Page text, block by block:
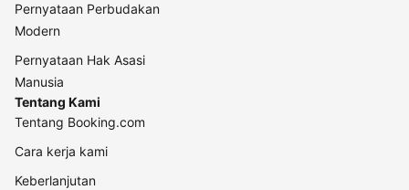
Pernyataan Perbudakan
Modern
Pernyataan Hak Asasi
Manusia
Tentang Kami
Tentang Booking.com
Cara kerja kami
Keberlanjutan